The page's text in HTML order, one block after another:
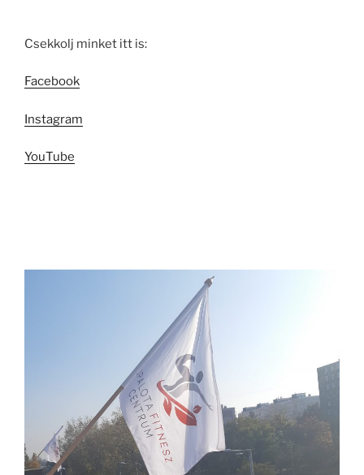
Csekkolj minket itt is:
Facebook
Instagram
YouTube